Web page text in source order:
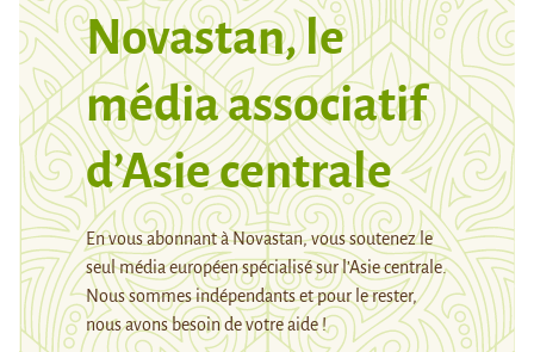
Novastan, le
média associatif
d’Asie centrale
En vous abonnant à Novastan, vous soutenez le
seul média européen spécialisé sur l’Asie centrale.
Nous sommes indépendants et pour le rester,
nous avons besoin de votre aide !